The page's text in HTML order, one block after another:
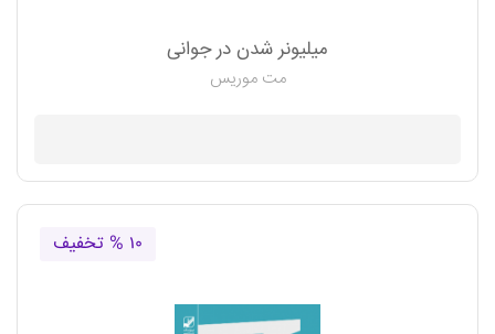
میلیونر شدن در جوانی
مت موریس
۱۰ % تخفیف